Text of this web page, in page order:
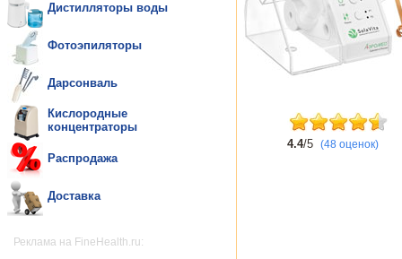
Дистилляторы воды
Фотоэпиляторы
Дарсонваль
Кислородные
концентраторы
Распродажа
Доставка
Реклама на FineHealth.ru:
4.4/5 (48 оценок)